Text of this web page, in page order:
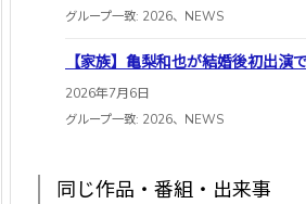
グループ一致: 2026、NEWS
【家族】亀梨和也が結婚後初出演
2026年7月6日
グループ一致: 2026、NEWS
同じ作品・番組・出来事